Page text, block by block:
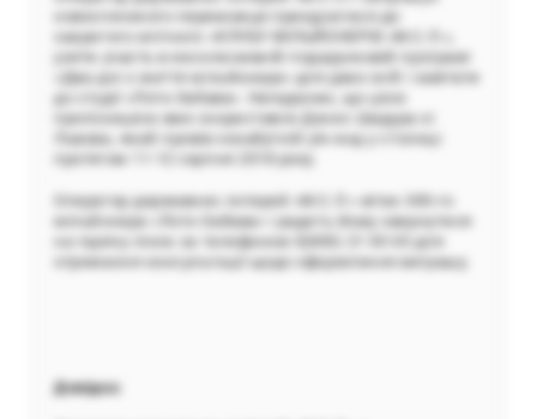
новоспеченого переможця приєднатися до
закритого елітного «КЛУБУ МІЛЬЙОНЕРІВ «М.С.Л.»,
узяти учаcть в ексклюзивній подарунковій програмі
«Два дні з життя мільйонера» для двох осіб і завітати
до студії «Лото-Забава». Нагадаємо, що цією
пропозицією вже скористався Денис Шадура зі
Львова, який провів незабутній уїк-енд у столиці
протягом 11-12 серпня 2018 року.
Оператор державних лотерей «М.С.Л.» вітає 300-го
мільйонера «Лото-Забава» і радить йому звернутися
на гарячу лінію за телефоном 0(800) 21 00 65 для
отримання консультації щодо оформлення виграшу.
Довідка: